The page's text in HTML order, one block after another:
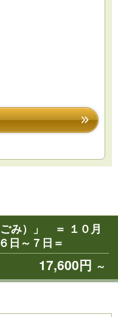
み）」 ＝ １０月
日～７日＝
17,600円 ～